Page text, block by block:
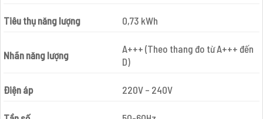
Tiêu thụ năng lượng 0,73 kWh
Nhãn năng lượng
A+++ (Theo thang đo từ A+++ đến
D)
Điện áp 220V – 240V